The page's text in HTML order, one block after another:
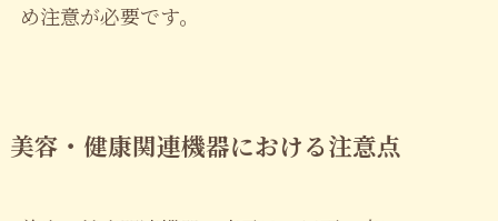
め注意が必要です。
美容・健康関連機器における注意点